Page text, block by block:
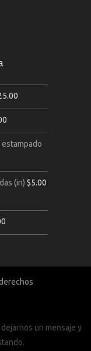
(in) $5.00
un mensaje y